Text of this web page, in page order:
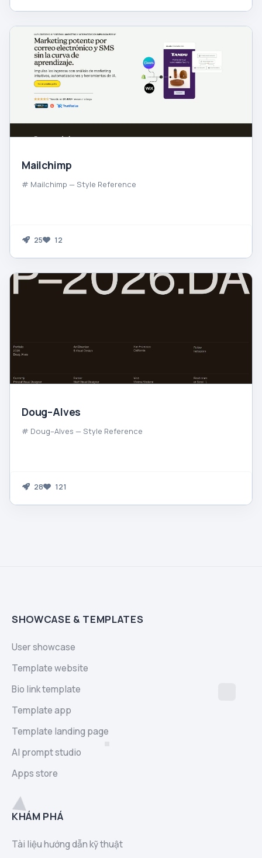
Mailchimp
# Mailchimp — Style Reference
25 12
Doug–Alves
# Doug–Alves — Style Reference
28 121
SHOWCASE & TEMPLATES
User showcase
Template website
Bio link template
Template app
Template landing page
AI prompt studio
Apps store
KHÁM PHÁ
Tài liệu hướng dẫn kỹ thuật